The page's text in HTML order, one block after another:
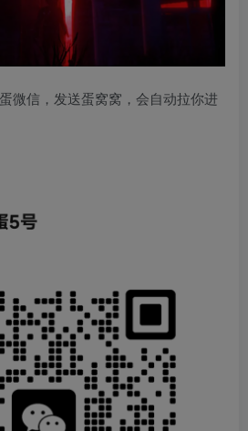
微信，发送蛋窝窝，会自动拉你进